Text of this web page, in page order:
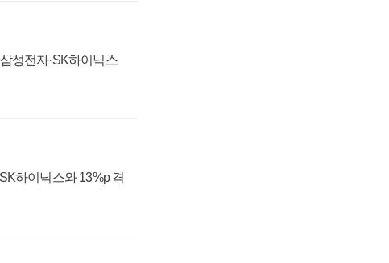
성전자·SK하이닉스
하이닉스와 13%p 격